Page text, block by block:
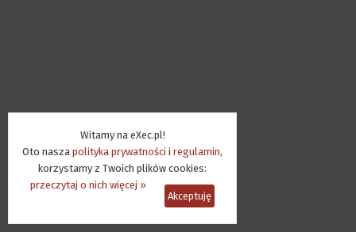
Witamy na eXec.pl!
Oto nasza polityka prywatności i regulamin,
korzystamy z Twoich plików cookies:
przeczytaj o nich więcej »
Akceptuję